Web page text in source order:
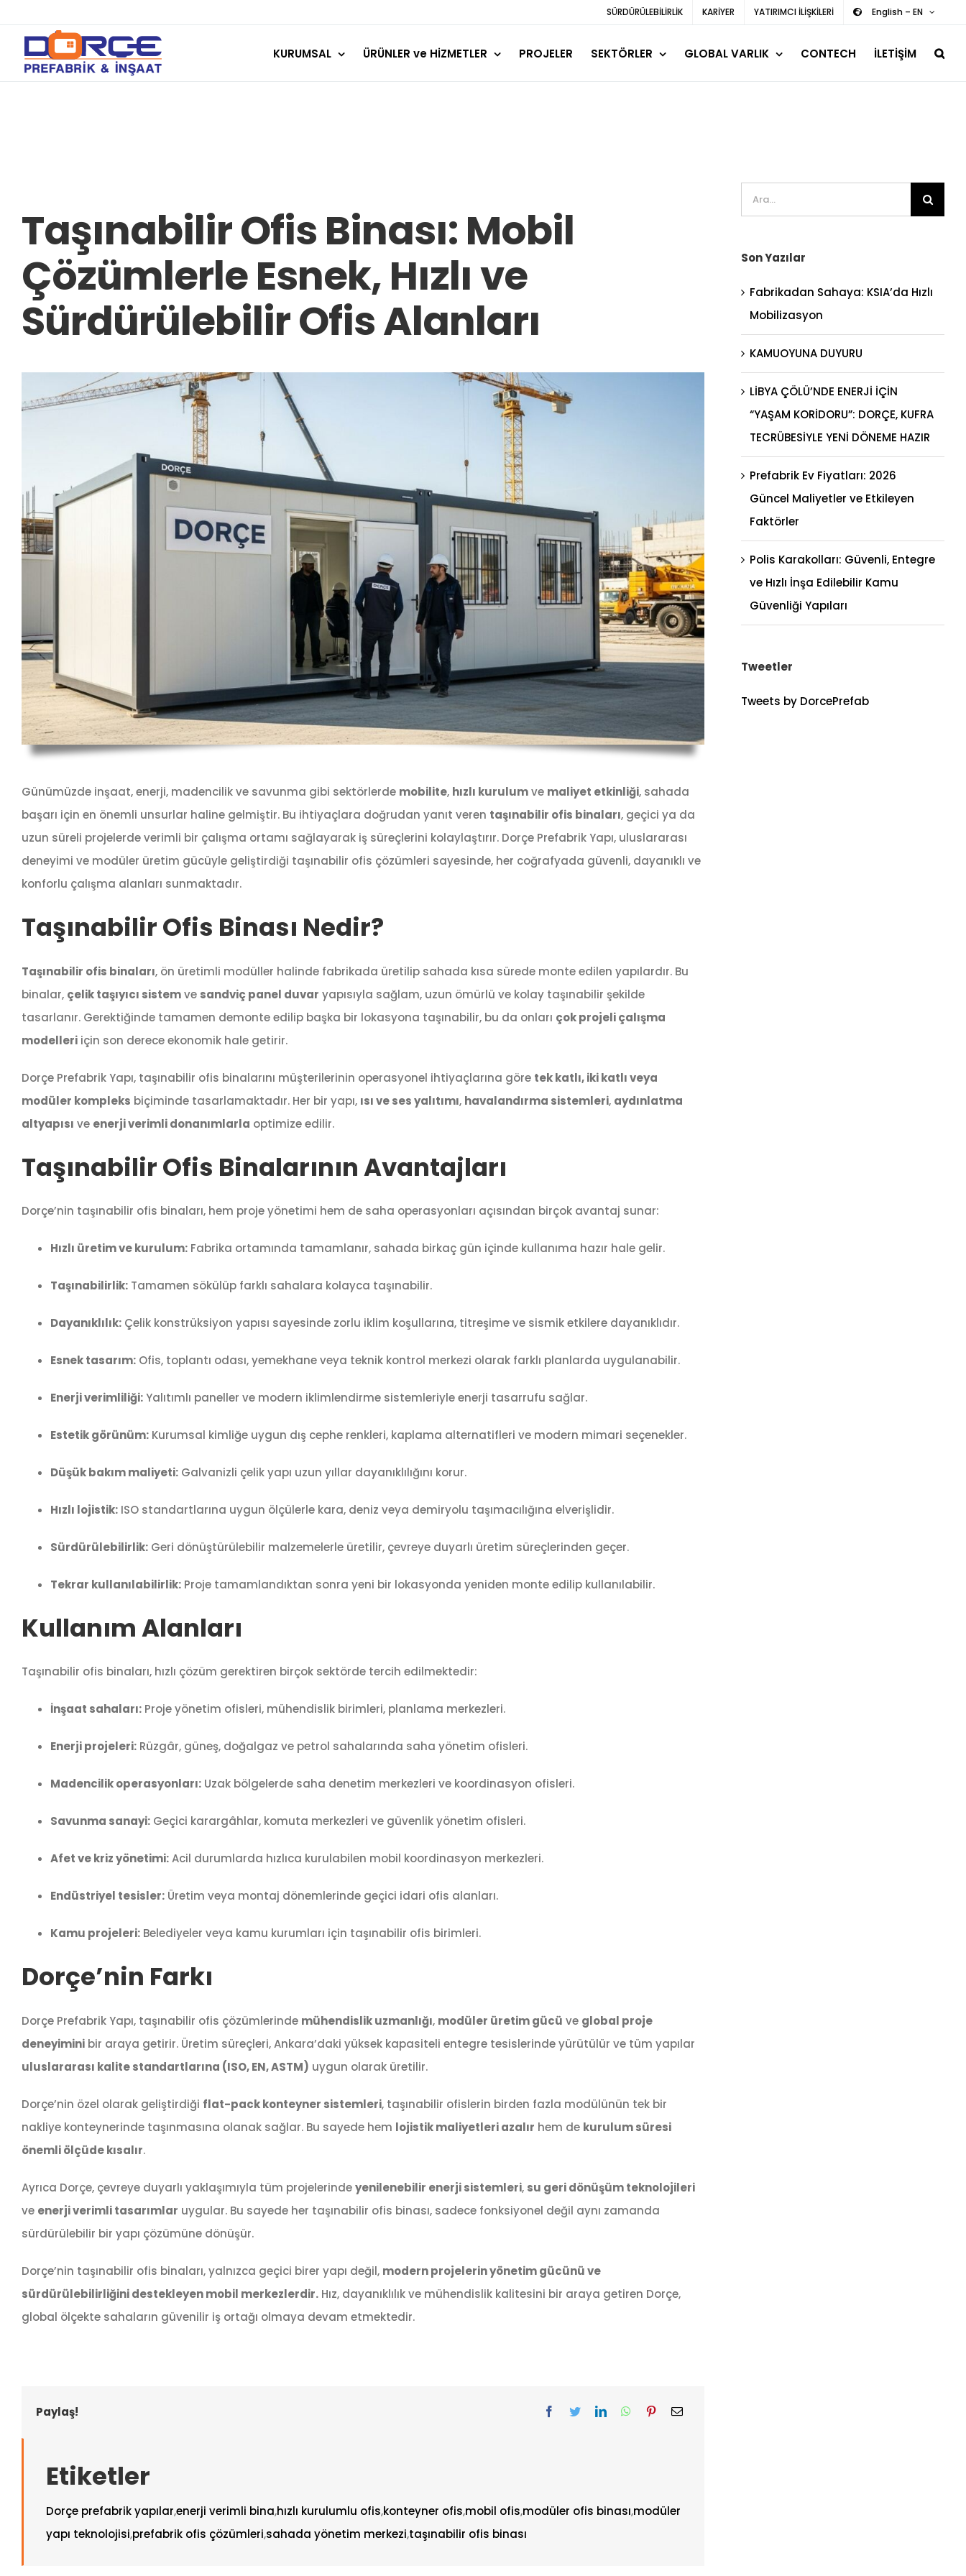
content
SÜRDÜRÜLEBİLİRLİK KARİYER YATIRIMCI İLİŞKİLERİ English – EN
KURUMSAL ÜRÜNLER ve HİZMETLER PROJELER SEKTÖRLER GLOBAL VARLIK CONTECH İLETİŞİM
Taşınabilir Ofis Binası: Mobil
Çözümlerle Esnek, Hızlı ve
Sürdürülebilir Ofis Alanları
Günümüzde inşaat, enerji, madencilik ve savunma gibi sektörlerde mobilite, hızlı kurulumve maliyet etkinliği, sahada
başarı için en önemli unsurlar haline gelmiştir. Bu ihtiyaçlara doğrudan yanıt veren taşınabilir ofis binaları, geçici ya da
uzun süreli projelerde verimli bir çalışma ortamı sağlayarak iş süreçlerini kolaylaştırır. Dorçe Prefabrik Yapı, uluslararası
deneyimi ve modüler üretim gücüyle geliştirdiği taşınabilir ofis çözümleri sayesinde, her coğrafyada güvenli, dayanıklı ve
konforlu çalışma alanları sunmaktadır.
Taşınabilir Ofis Binası Nedir?
Taşınabilir ofis binaları, ön üretimli modüller halinde fabrikada üretilip sahada kısa sürede monte edilen yapılardır. Bu
binalar, çelik taşıyıcı sistemve sandviç panel duvar yapısıyla sağlam, uzun ömürlü ve kolay taşınabilir şekilde
tasarlanır. Gerektiğinde tamamen demonte edilip başka bir lokasyona taşınabilir, bu da onları çok projeli çalışma
modelleriiçin son derece ekonomik hale getirir.
Dorçe Prefabrik Yapı, taşınabilir ofis binalarını müşterilerinin operasyonel ihtiyaçlarına göre tek katlı, iki katlı veya
modüler kompleks biçiminde tasarlamaktadır. Her bir yapı, ısı ve ses yalıtımı, havalandırma sistemleri, aydınlatma
altyapısı ve enerji verimli donanımlarla optimize edilir.
Taşınabilir Ofis Binalarının Avantajları
Dorçe’nin taşınabilir ofis binaları, hem proje yönetimi hem de saha operasyonları açısından birçok avantaj sunar:
Hızlı üretim ve kurulum:Fabrika ortamında tamamlanır, sahada birkaç gün içinde kullanıma hazır hale gelir.
Taşınabilirlik:Tamamen sökülüp farklı sahalara kolayca taşınabilir.
Dayanıklılık:Çelik konstrüksiyon yapısı sayesinde zorlu iklim koşullarına, titreşime ve sismik etkilere dayanıklıdır.
Esnek tasarım:Ofis, toplantı odası, yemekhane veya teknik kontrol merkezi olarak farklı planlarda uygulanabilir.
Enerji verimliliği:Yalıtımlı paneller ve modern iklimlendirme sistemleriyle enerji tasarrufu sağlar.
Estetik görünüm:Kurumsal kimliğe uygun dış cephe renkleri, kaplama alternatifleri ve modern mimari seçenekler.
Düşük bakım maliyeti:Galvanizli çelik yapı uzun yıllar dayanıklılığını korur.
Hızlı lojistik:ISO standartlarına uygun ölçülerle kara, deniz veya demiryolu taşımacılığına elverişlidir.
Sürdürülebilirlik:Geri dönüştürülebilir malzemelerle üretilir, çevreye duyarlı üretim süreçlerinden geçer.
Tekrar kullanılabilirlik:Proje tamamlandıktan sonra yeni bir lokasyonda yeniden monte edilip kullanılabilir.
Kullanım Alanları
Taşınabilir ofis binaları, hızlı çözüm gerektiren birçok sektörde tercih edilmektedir:
İnşaat sahaları:Proje yönetim ofisleri, mühendislik birimleri, planlama merkezleri.
Enerji projeleri:Rüzgâr, güneş, doğalgaz ve petrol sahalarında saha yönetim ofisleri.
Madencilik operasyonları:Uzak bölgelerde saha denetim merkezleri ve koordinasyon ofisleri.
Savunma sanayi:Geçici karargâhlar, komuta merkezleri ve güvenlik yönetim ofisleri.
Afet ve kriz yönetimi:Acil durumlarda hızlıca kurulabilen mobil koordinasyon merkezleri.
Endüstriyel tesisler:Üretim veya montaj dönemlerinde geçici idari ofis alanları.
Kamu projeleri:Belediyeler veya kamu kurumları için taşınabilir ofis birimleri.
Dorçe’nin Farkı
Dorçe Prefabrik Yapı, taşınabilir ofis çözümlerinde mühendislik uzmanlığı, modüler üretim gücü ve global proje
deneyiminibir araya getirir. Üretim süreçleri, Ankara’daki yüksek kapasiteli entegre tesislerinde yürütülür ve tüm yapılar
uluslararası kalite standartlarına (ISO, EN, ASTM) uygun olarak üretilir.
Dorçe’nin özel olarak geliştirdiği flat-pack konteyner sistemleri, taşınabilir ofislerin birden fazla modülünün tek bir
nakliye konteynerinde taşınmasına olanak sağlar. Bu sayede hem lojistik maliyetleri azalır hem de kurulum süresi
önemli ölçüde kısalır.
Ayrıca Dorçe, çevreye duyarlı yaklaşımıyla tüm projelerindeyenilenebilir enerji sistemleri, su geri dönüşüm teknolojileri
ve enerji verimli tasarımlar uygular. Bu sayede her taşınabilir ofis binası, sadece fonksiyonel değil aynı zamanda
sürdürülebilir bir yapı çözümüne dönüşür.
Dorçe’nin taşınabilir ofis binaları, yalnızca geçici birer yapı değil, modern projelerin yönetim gücünü ve
sürdürülebilirliğini destekleyen mobil merkezlerdir.Hız, dayanıklılık ve mühendislik kalitesini bir araya getiren Dorçe,
global ölçekte sahaların güvenilir iş ortağı olmaya devam etmektedir.
Paylaş!
Etiketler
Dorçe prefabrik yapılar,enerji verimli bina,hızlı kurulumlu ofis,konteyner ofis,mobil ofis,modüler ofis binası,modüler
yapı teknolojisi,prefabrik ofis çözümleri,sahada yönetim merkezi,taşınabilir ofis binası
Ara:
Son Yazılar
Fabrikadan Sahaya: KSIA’da Hızlı
Mobilizasyon
KAMUOYUNA DUYURU
LİBYA ÇÖLÜ’NDE ENERJİ İÇİN
“YAŞAM KORİDORU”: DORÇE, KUFRA
TECRÜBESİYLE YENİ DÖNEME HAZIR
Prefabrik Ev Fiyatları: 2026
Güncel Maliyetler ve Etkileyen
Faktörler
Polis Karakolları: Güvenli, Entegre
ve Hızlı İnşa Edilebilir Kamu
Güvenliği Yapıları
Tweetler
Tweets by DorcePrefab